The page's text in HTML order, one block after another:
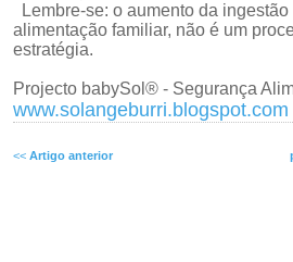
Lembre-se: o aumento da
alimentação familiar, não é um
estratégia.
Projecto babySol® - Segurança
www.solangeburri.blogspot.com
<< Artigo anterior